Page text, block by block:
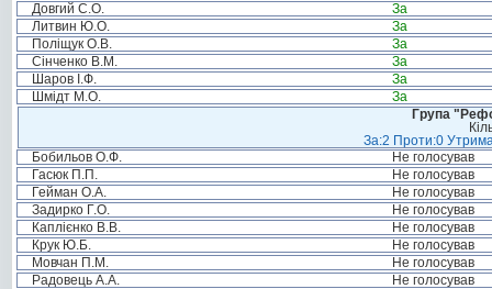
Довгий С.О.
За
Литвин Ю.О.
За
Поліщук О.В.
За
Сінченко В.М.
За
Шаров І.Ф.
За
Шмідт М.О.
За
Група
За:2 Проти:0
Бобильов О.Ф.
Не голосував
Гасюк П.П.
Не голосував
Гейман О.А.
Не голосував
Задирко Г.О.
Не голосував
Каплієнко В.В.
Не голосував
Крук Ю.Б.
Не голосував
Мовчан П.М.
Не голосував
Радовець А.А.
Не голосував